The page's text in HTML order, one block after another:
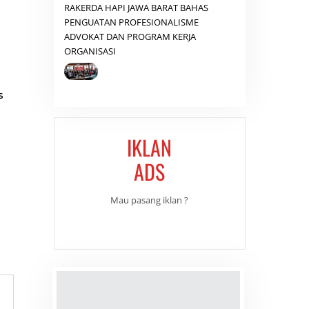
RAKERDA HAPI JAWA BARAT BAHAS
PENGUATAN PROFESIONALISME
ADVOKAT DAN PROGRAM KERJA
ORGANISASI
IKLAN
ADS
Mau pasang iklan ?